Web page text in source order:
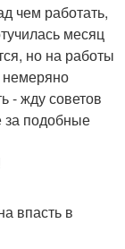
чем работать,
месяц
но на работы
- жду советов
за подобные
впасть в